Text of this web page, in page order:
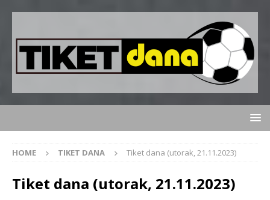
HOME TIKET DANA Tiket dana (utorak, 21.11.2023)
Tiket dana (utorak, 21.11.2023)